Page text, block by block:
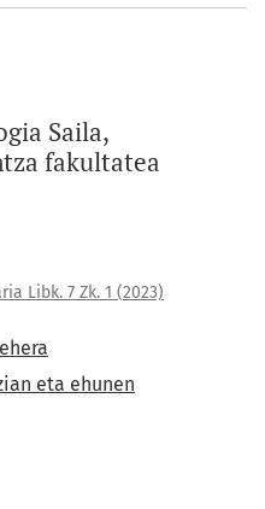
Saila,
fakultatea
Libk. 7 Zk. 1 (2023)
eta ehunen